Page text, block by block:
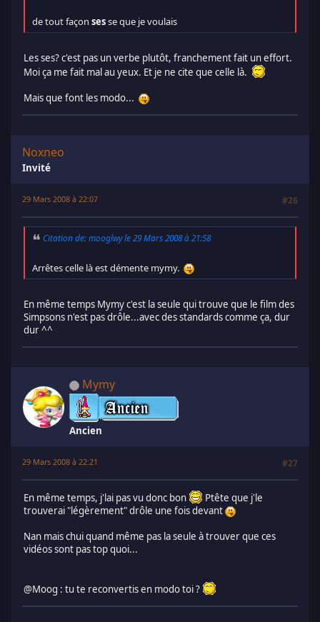
de tout façon sesse que je voulais
Les ses? c'est pas un verbe plutôt, franchement fait un effort.
Moi ça me fait mal au yeux. Et je ne cite que celle là.
Mais que font les modo...
Noxneo
Invité
29 Mars 2008 à 22:07 #26
Citation de: mooglwy le 29 Mars 2008 à 21:58
Arrêtes celle là est démente mymy.
En même temps Mymy c'est la seule qui trouve que le film des
Simpsons n'est pas drôle...avec des standards comme ça, dur
dur ^^
Mymy
Ancien
29 Mars 2008 à 22:21 #27
En même temps, j'lai pas vu donc bon
Ptête que j'le
trouverai "légèrement" drôle une fois devant
Nan mais chui quand même pas la seule à trouver que ces
vidéos sont pas top quoi...
@Moog : tu te reconvertis en modo toi ?